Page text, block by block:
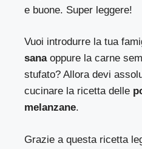
e buone. Super leggere!
Vuoi introdurre la tua
sanaoppure la carne
stufato? Allora devi
cucinare la ricetta delle
melanzane.
Grazie a questa ricetta